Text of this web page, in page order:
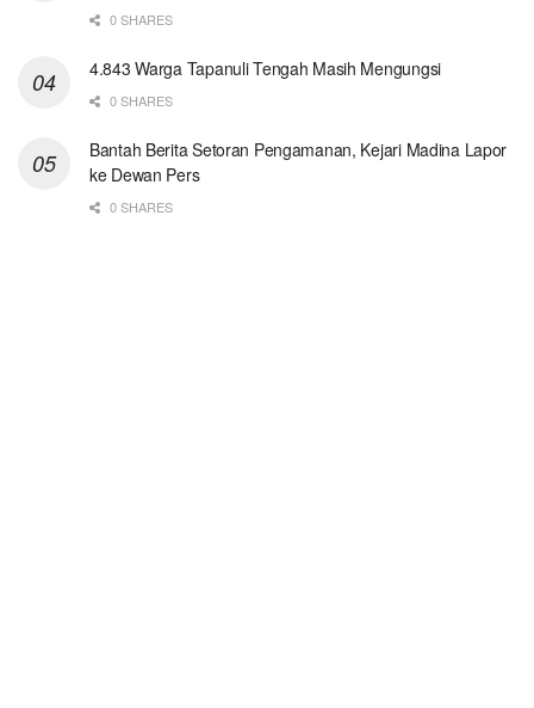
0 SHARES
4.843 Warga Tapanuli Tengah Masih Mengungsi
0 SHARES
Bantah Berita Setoran Pengamanan, Kejari Madina Lapor
ke Dewan Pers
0 SHARES